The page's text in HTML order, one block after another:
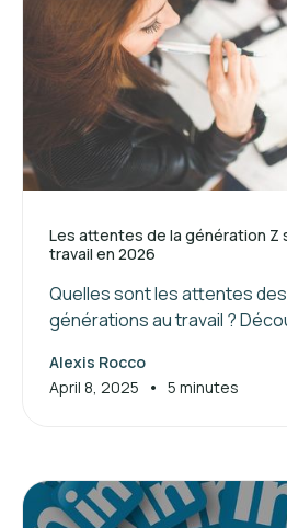
Les attentes de la génération Z
travail en 2026
Quelles sont les attentes
générations au travail ?
manager ces jeunes talents.
Alexis Rocco
April 8, 2025
• 5 minutes